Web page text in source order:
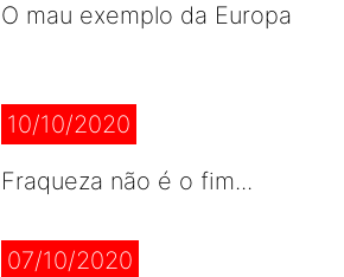
O mau exemplo da Europa
10/10/2020
Fraqueza não é o fim...
07/10/2020